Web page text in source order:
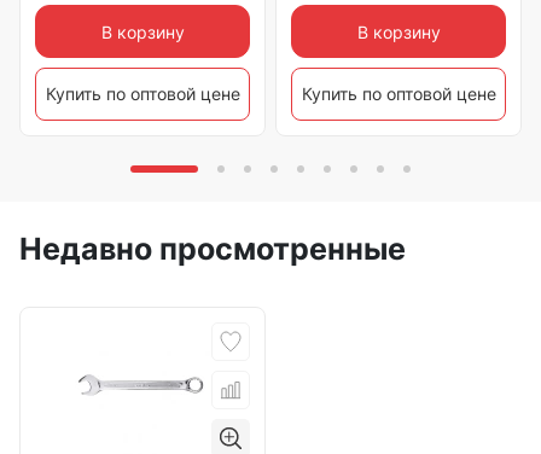
В корзину
Купить по оптовой цене
В корзину
Купить по оптовой цене
Недавно просмотренные